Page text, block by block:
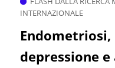
INTERNAZIONALE
Endometriosi,
depressione e